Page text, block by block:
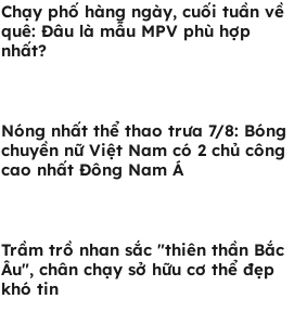
Chạy phố hàng ngày, cuối tuần về
quê: Đâu là mẫu MPV phù hợp
nhất?
Nóng nhất thể thao trưa 7/8: Bóng
chuyền nữ Việt Nam có 2 chủ công
cao nhất Đông Nam Á
Trầm trồ nhan sắc "thiên thần Bắc
Âu", chân chạy sở hữu cơ thể đẹp
khó tin